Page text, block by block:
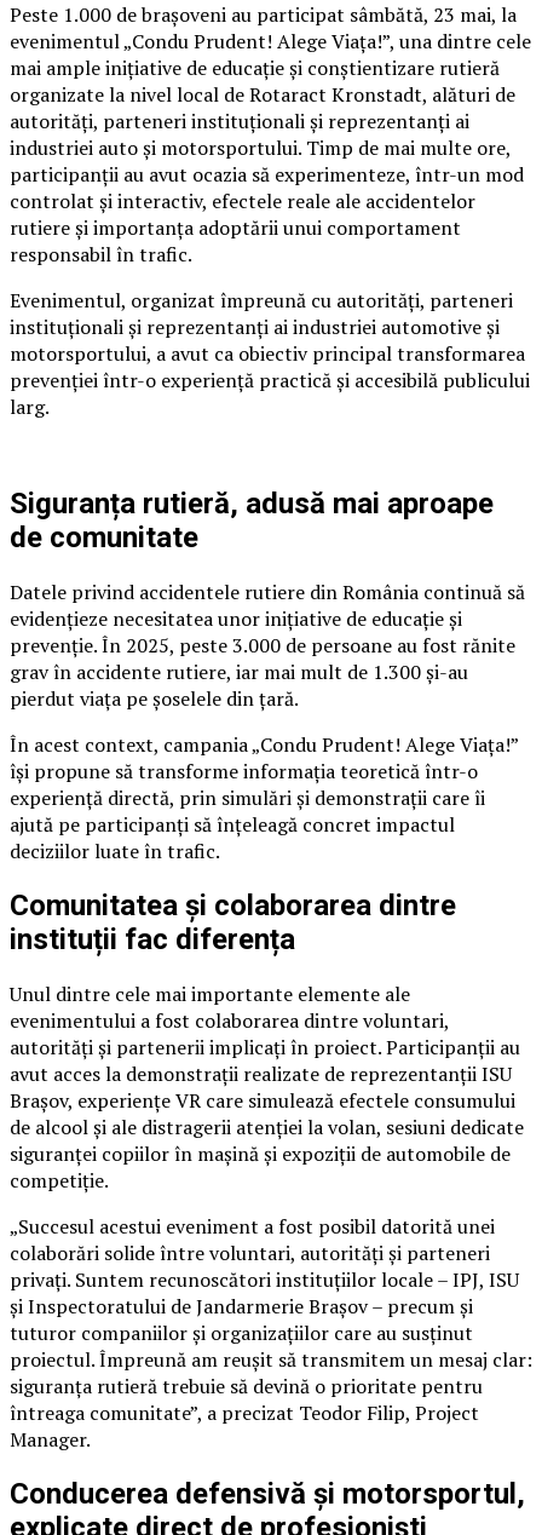
Peste 1.000 de brașoveni au participat sâmbătă, 23 mai, la
evenimentul „Condu Prudent! Alege Viața!”, una dintre cele
mai ample inițiative de educație și conștientizare rutieră
organizate la nivel local de Rotaract Kronstadt, alături de
autorități, parteneri instituționali și reprezentanți ai
industriei auto și motorsportului. Timp de mai multe ore,
participanții au avut ocazia să experimenteze, într-un mod
controlat și interactiv, efectele reale ale accidentelor
rutiere și importanța adoptării unui comportament
responsabil în trafic.
Evenimentul, organizat împreună cu autorități, parteneri
instituționali și reprezentanți ai industriei automotive și
motorsportului, a avut ca obiectiv principal transformarea
prevenției într-o experiență practică și accesibilă publicului
larg.
Siguranța rutieră, adusă mai aproape
de comunitate
Datele privind accidentele rutiere din România continuă să
evidențieze necesitatea unor inițiative de educație și
prevenție. În 2025, peste 3.000 de persoane au fost rănite
grav în accidente rutiere, iar mai mult de 1.300 și-au
pierdut viața pe șoselele din țară.
În acest context, campania „Condu Prudent! Alege Viața!”
își propune să transforme informația teoretică într-o
experiență directă, prin simulări și demonstrații care îi
ajută pe participanți să înțeleagă concret impactul
deciziilor luate în trafic.
Comunitatea și colaborarea dintre
instituții fac diferența
Unul dintre cele mai importante elemente ale
evenimentului a fost colaborarea dintre voluntari,
autorități și partenerii implicați în proiect. Participanții au
avut acces la demonstrații realizate de reprezentanții ISU
Brașov, experiențe VR care simulează efectele consumului
de alcool și ale distragerii atenției la volan, sesiuni dedicate
siguranței copiilor în mașină și expoziții de automobile de
competiție.
„Succesul acestui eveniment a fost posibil datorită unei
colaborări solide între voluntari, autorități și parteneri
privați. Suntem recunoscători instituțiilor locale – IPJ, ISU
și Inspectoratului de Jandarmerie Brașov – precum și
tuturor companiilor și organizațiilor care au susținut
proiectul. Împreună am reușit să transmitem un mesaj clar:
siguranța rutieră trebuie să devină o prioritate pentru
întreaga comunitate”, a precizat Teodor Filip, Project
Manager.
Conducerea defensivă și motorsportul,
explicate direct de profesioniști